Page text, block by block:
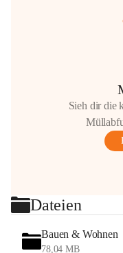
Sieh dir die
Dateien
Bauen & Wohnen
78,04 MB